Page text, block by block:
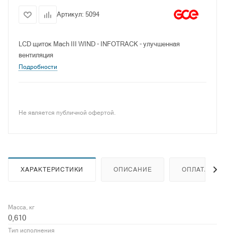
Артикул: 5094
LCD щиток Mach III WIND - INFOTRACK - улучшенная
вентиляция
Подробности
Не является публичной офертой.
ХАРАКТЕРИСТИКИ ОПИСАНИЕ ОПЛАТА
Масса, кг
0,610
Тип исполнения